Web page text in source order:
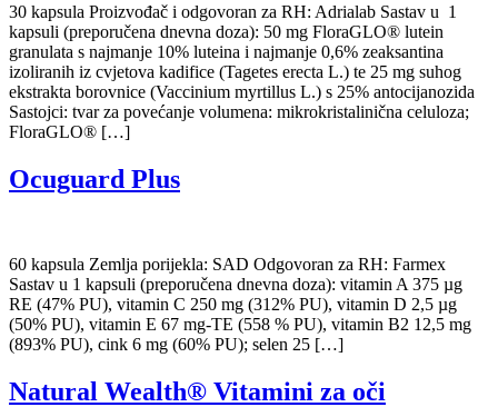
30 kapsula Proizvođač i odgovoran za RH: Adrialab Sastav u 1
kapsuli (preporučena dnevna doza): 50 mg FloraGLO® lutein
granulata s najmanje 10% luteina i najmanje 0,6% zeaksantina
izoliranih iz cvjetova kadifice (Tagetes erecta L.) te 25 mg suhog
ekstrakta borovnice (Vaccinium myrtillus L.) s 25% antocijanozida
Sastojci: tvar za povećanje volumena: mikrokristalinična celuloza;
FloraGLO® […]
Ocuguard Plus
60 kapsula Zemlja porijekla: SAD Odgovoran za RH: Farmex
Sastav u 1 kapsuli (preporučena dnevna doza): vitamin A 375 µg
RE (47% PU), vitamin C 250 mg (312% PU), vitamin D 2,5 µg
(50% PU), vitamin E 67 mg-TE (558 % PU), vitamin B2 12,5 mg
(893% PU), cink 6 mg (60% PU); selen 25 […]
Natural Wealth® Vitamini za oči